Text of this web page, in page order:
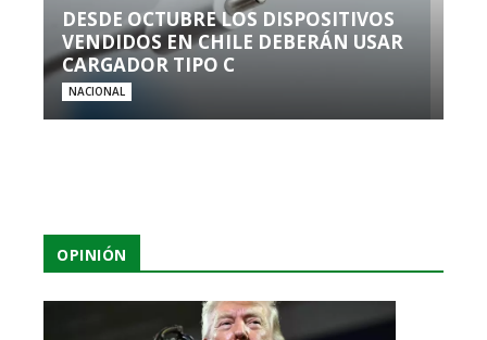
DESDE OCTUBRE LOS DISPOSITIVOS
VENDIDOS EN CHILE DEBERÁN USAR
CARGADOR TIPO C
NACIONAL
OPINIÓN